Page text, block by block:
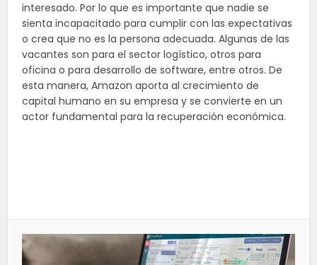
interesado. Por lo que es importante que nadie se
sienta incapacitado para cumplir con las expectativas
o crea que no es la persona adecuada. Algunas de las
vacantes son para el sector logístico, otros para
oficina o para desarrollo de software, entre otros. De
esta manera, Amazon aporta al crecimiento de
capital humano en su empresa y se convierte en un
actor fundamental para la recuperación económica.